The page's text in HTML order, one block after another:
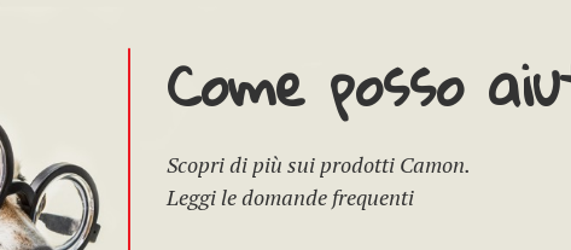
Come posso
Scopri di più sui prodotti Camon.
Leggi le domande frequenti